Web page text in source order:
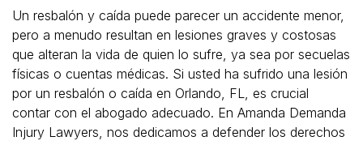
Un resbalón y caída puede parecer un accidente menor,
pero a menudo resultan en lesiones graves y costosas
que alteran la vida de quien lo sufre, ya sea por secuelas
físicas o cuentas médicas. Si usted ha sufrido una lesión
por un resbalón o caída en Orlando, FL, es crucial
contar con el abogado adecuado. En Amanda Demanda
Injury Lawyers, nos dedicamos a defender los derechos